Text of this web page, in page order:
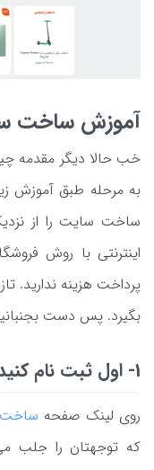
آموزش ساخت
خب حالا دیگر مقدمه
به مرحله طبق آموزش
ساخت سایت را از نزدیک
اینترنتی با روش
بگیرد. پس دست
1- اول ثبت نام کنید
روی لینک صفحه ساخت
که توجهتان را جلب